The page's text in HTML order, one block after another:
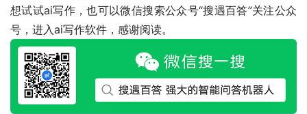
想试试ai写作，也可以微信搜索公众号“搜遇百答”关注公众
号，进入ai写作软件，感谢阅读。